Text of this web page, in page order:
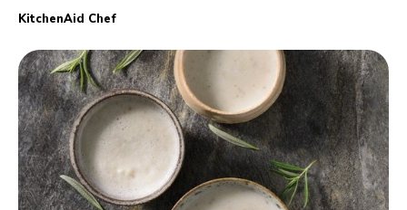
KitchenAid Chef